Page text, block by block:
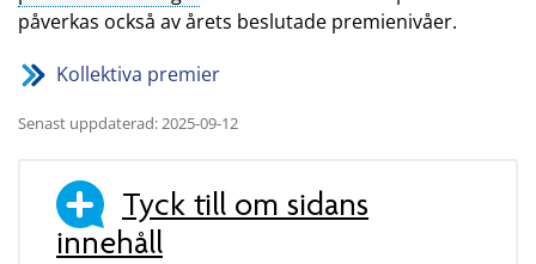
påverkas också av årets beslutade premienivåer.
Kollektiva premier
Senast uppdaterad: 2025-09-12
Tyck till om sidans
innehåll